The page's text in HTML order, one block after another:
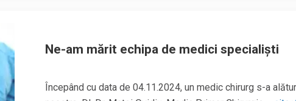
Ne-am mărit echipa de medici specialiști
Începând cu data de 04.11.2024, un medic chirurg s-a